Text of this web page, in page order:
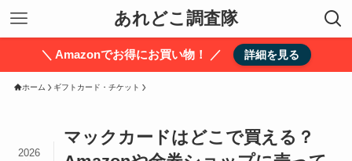
あれどこ調査隊
＼ Amazonでお得にお買い物！ ／ 詳細を見る
ホーム ギフトカード・チケット
マックカードはどこで買える？
2026